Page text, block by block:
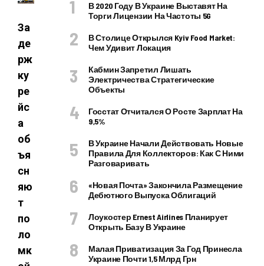
За
де
рж
ку
ре
йс
а
об
ъя
сн
яю
т
по
ло
мк
В 2020 Году В Украине Выставят На
Торги Лицензии На Частоты 5G
В Столице Открылся Kyiv Food Market:
Чем Удивит Локация
Кабмин Запретил Лишать
Электричества Стратегические
Объекты
Госстат Отчитался О Росте Зарплат На
9,5%
В Украине Начали Действовать Новые
Правила Для Коллекторов: Как С Ними
Разговаривать
«Новая Почта» Закончила Размещение
Дебютного Выпуска Облигаций
Лоукостер Ernest Airlines Планирует
Открыть Базу В Украине
Малая Приватизация За Год Принесла
Украине Почти 1,5 Млрд Грн